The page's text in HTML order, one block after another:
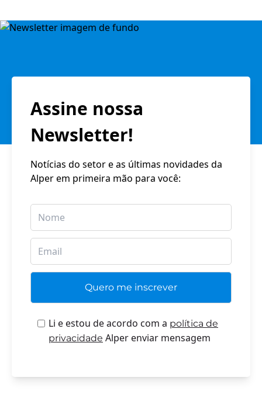
Assine nossa
Newsletter!
Notícias do setor e as últimas novidades da
Alper em primeira mão para você:
Li e estou de acordo com a política de
privacidade Alper enviar mensagem